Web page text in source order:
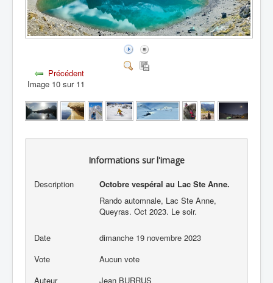
Précédent
Image 10 sur 11
Informations sur l'image
Description
Octobre vespéral au Lac Ste Anne.
Rando automnale, Lac Ste Anne,
Queyras. Oct 2023. Le soir.
Date
dimanche 19 novembre 2023
Vote
Aucun vote
Auteur
Jean BURRUS